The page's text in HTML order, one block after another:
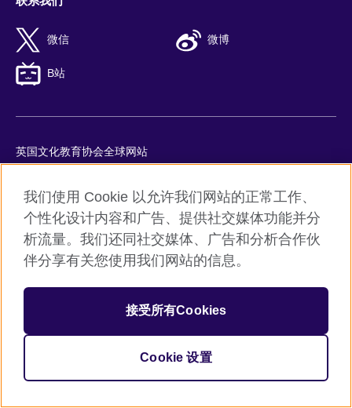
微信 微博
B站
英国文化教育协会全球网站
Cookie
网站地图
ICP number: 京ICP备10044692号-8
京公网安备11010502045859号
机构注册号：209131 （英格兰与威尔士）SC037733 （苏格兰）
我们使用 Cookie 以允许我们网站的正常工作、
个性化设计内容和广告、提供社交媒体功能并分
析流量。我们还同社交媒体、广告和分析合作伙
伴分享有关您使用我们网站的信息。
接受所有Cookies
Cookie 设置